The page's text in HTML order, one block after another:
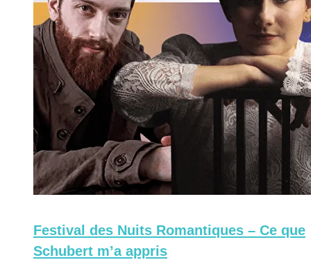
Festival des Nuits Romantiques – Ce que
Schubert m’a appris